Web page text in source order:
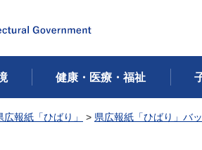
健康・医療・福祉
広報紙「ひばり」 > 県広報紙「ひばり」バ